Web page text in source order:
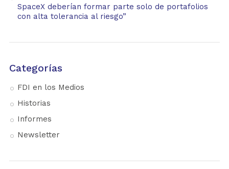
SpaceX deberían formar parte solo de portafolios
con alta tolerancia al riesgo”
Categorías
FDI en los Medios
Historias
Informes
Newsletter